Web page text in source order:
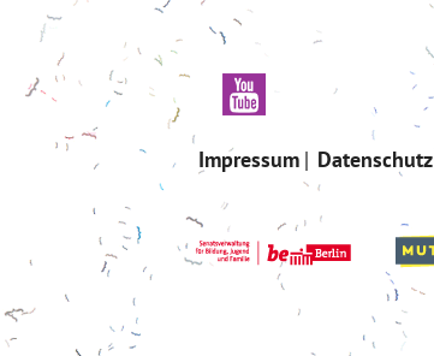
Impressum Datenschutz